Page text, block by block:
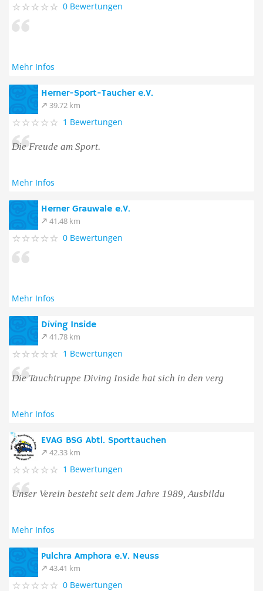
0 Bewertungen
Mehr Infos
Herner-Sport-Taucher e.V.
39.72 km
1 Bewertungen
Die Freude am Sport.
Mehr Infos
Herner Grauwale e.V.
41.48 km
0 Bewertungen
Mehr Infos
Diving Inside
41.78 km
1 Bewertungen
Die Tauchtruppe Diving Inside hat sich in den verg
Mehr Infos
EVAG BSG Abtl. Sporttauchen
42.33 km
1 Bewertungen
Unser Verein besteht seit dem Jahre 1989, Ausbildu
Mehr Infos
Pulchra Amphora e.V. Neuss
43.41 km
0 Bewertungen